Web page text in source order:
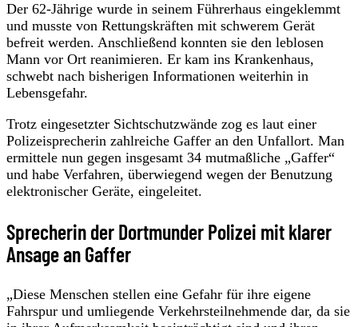
Der 62-Jährige wurde in seinem Führerhaus eingeklemmt
und musste von Rettungskräften mit schwerem Gerät
befreit werden. Anschließend konnten sie den leblosen
Mann vor Ort reanimieren. Er kam ins Krankenhaus,
schwebt nach bisherigen Informationen weiterhin in
Lebensgefahr.
Trotz eingesetzter Sichtschutzwände zog es laut einer
Polizeisprecherin zahlreiche Gaffer an den Unfallort. Man
ermittele nun gegen insgesamt 34 mutmaßliche „Gaffer“
und habe Verfahren, überwiegend wegen der Benutzung
elektronischer Geräte, eingeleitet.
Sprecherin der Dortmunder Polizei mit klarer
Ansage an Gaffer
„Diese Menschen stellen eine Gefahr für ihre eigene
Fahrspur und umliegende Verkehrsteilnehmende dar, da sie